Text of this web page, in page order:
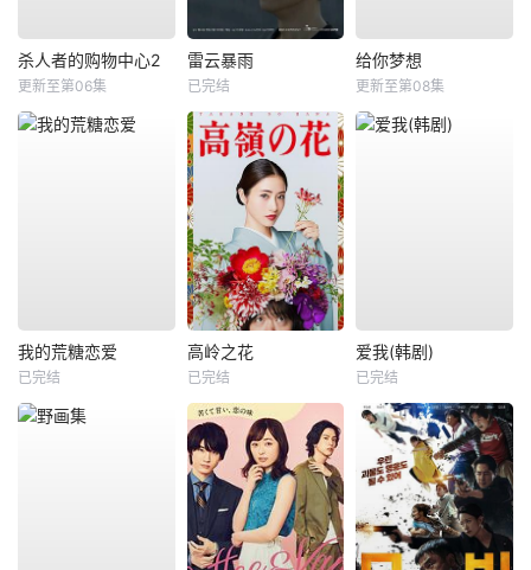
杀人者的购物中心2
更新至第06集
雷云暴雨
已完结
给你梦想
更新至第08集
我的荒糖恋爱
已完结
高岭之花
已完结
爱我(韩剧)
已完结